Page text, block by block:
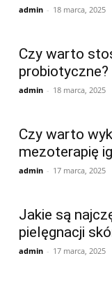
admin - 18 marca, 2025
Czy warto
probiotyczne?
admin - 18 marca, 2025
Czy warto
mezoterapię
admin - 17 marca, 2025
Jakie są
pielęgnacji
admin - 17 marca, 2025